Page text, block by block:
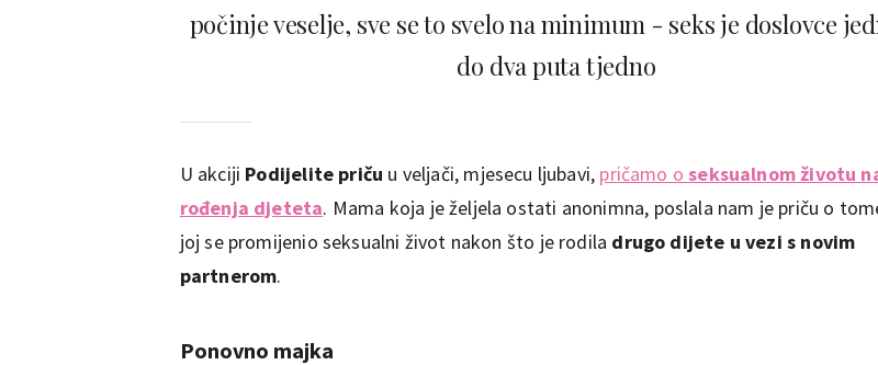
počinje veselje, sve se to svelo na minimum - seks je doslovce
do dva puta tjedno
U akciji Podijelite priču u veljači, mjesecu ljubavi, pričamo oseksualnom životu
rođenja djeteta. Mama koja je željela ostati anonimna, poslala nam je priču o
joj se promijenio seksualni život nakon što je rodila drugo dijete u vezi s novim
partnerom.
Ponovno majka